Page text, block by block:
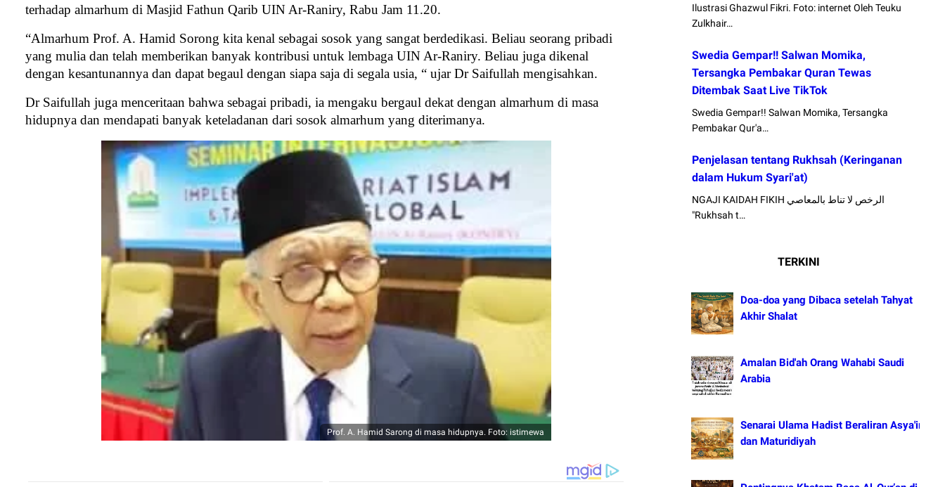
terhadap almarhum di Masjid Fathun Qarib UIN Ar-Raniry, Rabu Jam 11.20.
“Almarhum Prof. A. Hamid Sorong kita kenal sebagai sosok yang sangat berdedikasi. Beliau seorang pribadi
yang mulia dan telah memberikan banyak kontribusi untuk lembaga UIN Ar-Raniry. Beliau juga dikenal
dengan kesantunannya dan dapat begaul dengan siapa saja di segala usia, “ ujar Dr Saifullah mengisahkan.
Dr Saifullah juga menceritaan bahwa sebagai pribadi, ia mengaku bergaul dekat dengan almarhum di masa
hidupnya dan mendapati banyak keteladanan dari sosok almarhum yang diterimanya.
Prof. A. Hamid Sarong di masa hidupnya. Foto: istimewa
Ilustrasi Ghazwul Fikri. Foto: internet Oleh Teuku
Zulkhair…
Swedia Gempar!! Salwan Momika,
Tersangka Pembakar Quran Tewas
Ditembak Saat Live TikTok
Swedia Gempar!! Salwan Momika, Tersangka
Pembakar Qur'a…
Penjelasan tentang Rukhsah (Keringanan
dalam Hukum Syari'at)
NGAJI KAIDAH FIKIH الرخص لا تناط بالمعاصي
"Rukhsah t…
TERKINI
Doa-doa yang Dibaca setelah Tahyat
Akhir Shalat
Amalan Bid'ah Orang Wahabi Saudi
Arabia
Senarai Ulama Hadist Beraliran Asya'irah
dan Maturidiyah